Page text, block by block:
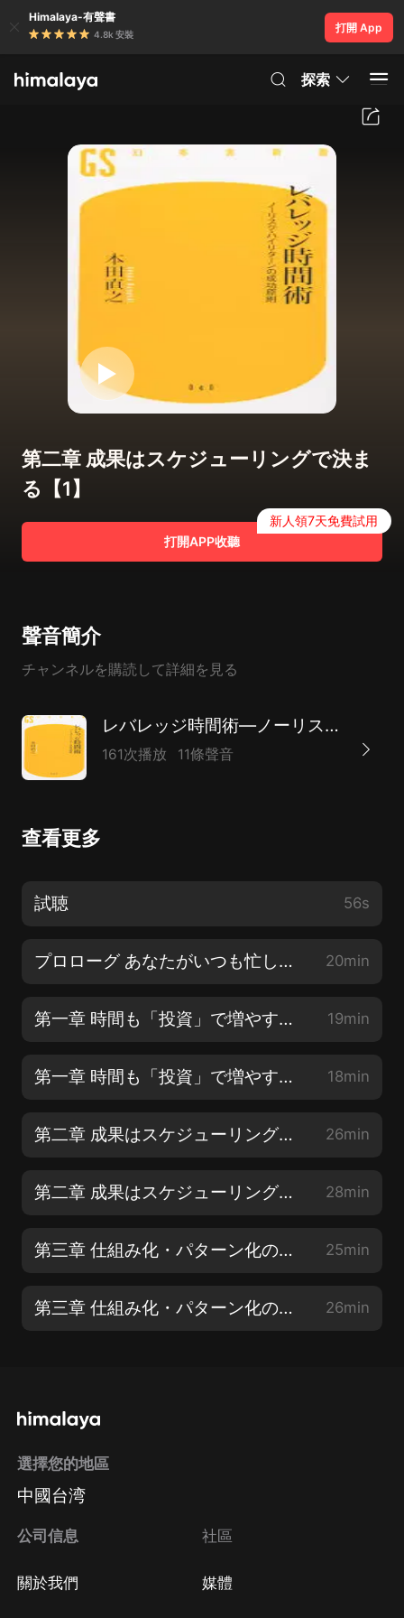
Himalaya-有聲書
4.8k 安裝
打開 App
探索
第二章 成果はスケジューリングで決ま
る【1】
打開APP收聽
新人領7天免費試用
聲音簡介
チャンネルを購読して詳細を見る
レバレッジ時間術―ノーリスク・ハイリターンの成功原則
161次播放 11條聲音
查看更多
試聴 56s
プロローグ あなたがいつも忙しい理由 20min
第一章 時間も「投資」で増やす時代【1】 19min
第一章 時間も「投資」で増やす時代【2】 18min
第二章 成果はスケジューリングで決まる【1】 26min
第二章 成果はスケジューリングで決まる【2】 28min
第三章 仕組み化・パターン化の絶大な効果【1】 25min
第三章 仕組み化・パターン化の絶大な効果【2】 26min
選擇您的地區
中國台湾
公司信息
關於我們
社區
媒體